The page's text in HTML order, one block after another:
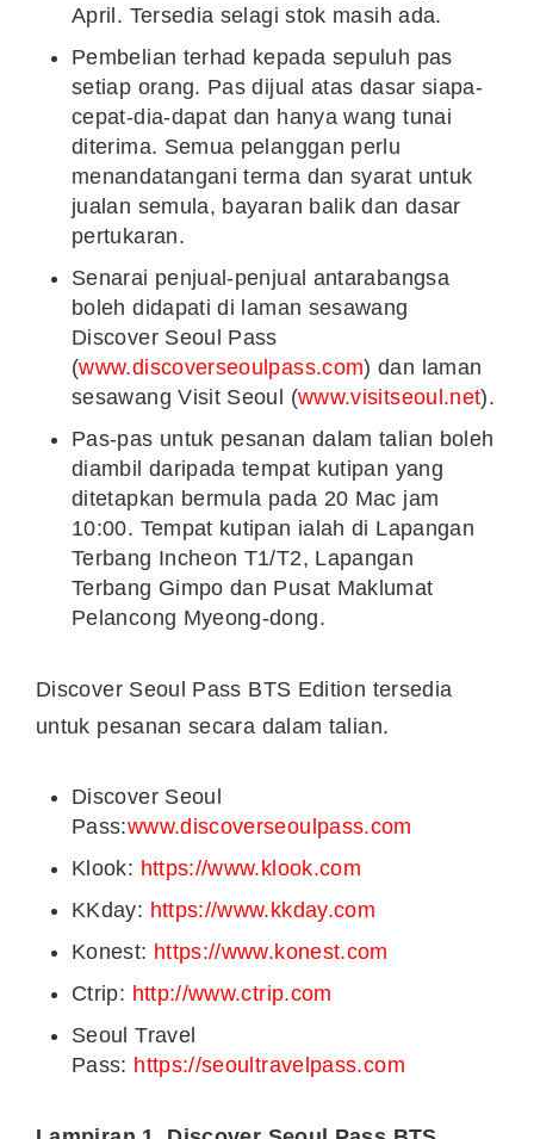
April. Tersedia selagi stok masih ada.
Pembelian terhad kepada sepuluh pas
setiap orang. Pas dijual atas dasar siapa-
cepat-dia-dapat dan hanya wang tunai
diterima. Semua pelanggan perlu
menandatangani terma dan syarat untuk
jualan semula, bayaran balik dan dasar
pertukaran.
Senarai penjual-penjual antarabangsa
boleh didapati di laman sesawang
Discover Seoul Pass
(www.discoverseoulpass.com) dan laman
sesawang Visit Seoul (www.visitseoul.net).
Pas-pas untuk pesanan dalam talian boleh
diambil daripada tempat kutipan yang
ditetapkan bermula pada 20 Mac jam
10:00. Tempat kutipan ialah di Lapangan
Terbang Incheon T1/T2, Lapangan
Terbang Gimpo dan Pusat Maklumat
Pelancong Myeong-dong.
Discover Seoul Pass BTS Edition tersedia
untuk pesanan secara dalam talian.
Discover Seoul
Pass:www.discoverseoulpass.com
Klook: https://www.klook.com
KKday: https://www.kkday.com
Konest: https://www.konest.com
Ctrip: http://www.ctrip.com
Seoul Travel
Pass: https://seoultravelpass.com